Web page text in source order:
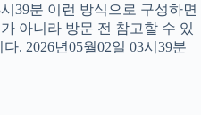
39분 이런 방식으로 구성하면
아니라 방문 전 참고할 수 있
. 2026년05월02일 03시39분